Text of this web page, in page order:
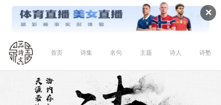
✕
首页 诗集 名句 主题 诗人 诗塾